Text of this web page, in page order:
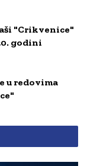
"Crikvenice"
godini
u redovima